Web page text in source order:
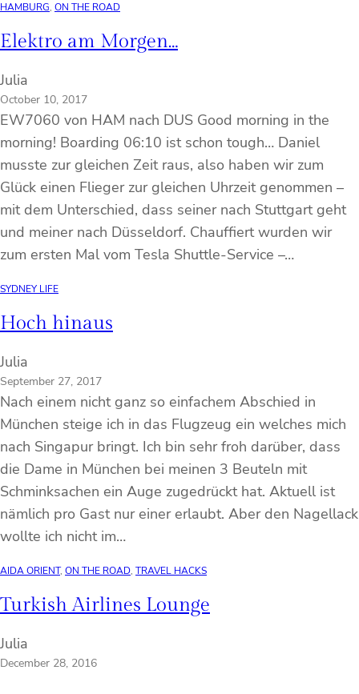
HAMBURG, ON THE ROAD
Elektro am Morgen…
Julia
October 10, 2017
EW7060 von HAM nach DUS Good morning in the
morning! Boarding 06:10 ist schon tough… Daniel
musste zur gleichen Zeit raus, also haben wir zum
Glück einen Flieger zur gleichen Uhrzeit genommen –
mit dem Unterschied, dass seiner nach Stuttgart geht
und meiner nach Düsseldorf. Chauffiert wurden wir
zum ersten Mal vom Tesla Shuttle-Service –…
SYDNEY LIFE
Hoch hinaus
Julia
September 27, 2017
Nach einem nicht ganz so einfachem Abschied in
München steige ich in das Flugzeug ein welches mich
nach Singapur bringt. Ich bin sehr froh darüber, dass
die Dame in München bei meinen 3 Beuteln mit
Schminksachen ein Auge zugedrückt hat. Aktuell ist
nämlich pro Gast nur einer erlaubt. Aber den Nagellack
wollte ich nicht im…
AIDA ORIENT, ON THE ROAD, TRAVEL HACKS
Turkish Airlines Lounge
Julia
December 28, 2016